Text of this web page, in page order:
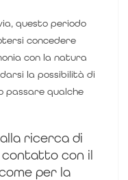
questo periodo
concedere
con la natura
la possibilità di
passare qualche
ricerca di
con il
per la